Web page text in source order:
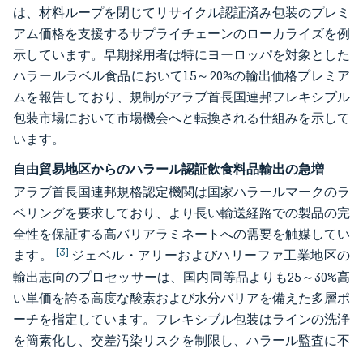
は、材料ループを閉じてリサイクル認証済み包装のプレミ
アム価格を支援するサプライチェーンのローカライズを例
示しています。早期採用者は特にヨーロッパを対象とした
ハラールラベル食品において15～20%の輸出価格プレミア
ムを報告しており、規制がアラブ首長国連邦フレキシブル
包装市場において市場機会へと転換される仕組みを示して
います。
自由貿易地区からのハラール認証飲食料品輸出の急増
アラブ首長国連邦規格認定機関は国家ハラールマークのラ
ベリングを要求しており、より長い輸送経路での製品の完
全性を保証する高バリアラミネートへの需要を触媒してい
ます。 [3] ジェベル・アリーおよびハリーファ工業地区の
輸出志向のプロセッサーは、国内同等品よりも25～30%高
い単価を誇る高度な酸素および水分バリアを備えた多層ポ
ーチを指定しています。フレキシブル包装はラインの洗浄
を簡素化し、交差汚染リスクを制限し、ハラール監査に不